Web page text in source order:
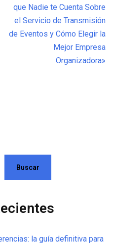
que Nadie te Cuenta Sobre
el Servicio de Transmisión
de Eventos y Cómo Elegir la
Mejor Empresa
Organizadora»
Buscar
la guía definitiva para